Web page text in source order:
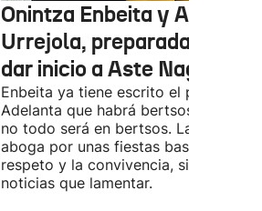
Onintza Enbeita y Ainhoa
Urrejola, preparadas para
dar inicio a Aste Nagusia
Enbeita ya tiene escrito el pregón.
Adelanta que habrá bertsos, pero
no todo será en bertsos. La
aboga por unas fiestas basadas en el
respeto y la convivencia, sin malas
noticias que lamentar.